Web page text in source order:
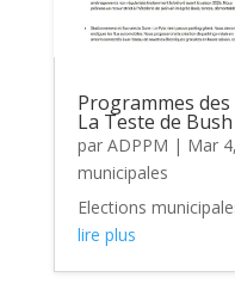
Programmes
La Teste de Bush
par ADPPM | Mar
municipales
Elections
lire plus